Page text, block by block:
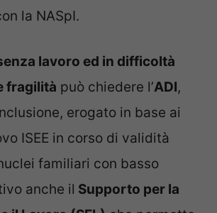
la NASpI.
lavoro ed in difficoltà
fragilità può chiedere l’ADI,
erogato in base ai
ISEE in corso di validità
familiari con basso
anche il Supporto per la